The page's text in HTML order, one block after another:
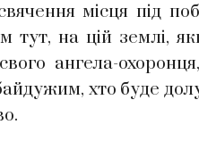
місця під
на цій землі,
ангела-
хто буде